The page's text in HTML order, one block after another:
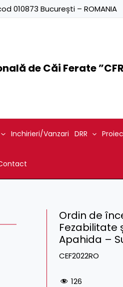
010873 București – ROMANIA
de Căi Ferate
Inchirieri/Vanzari DRR
Ordin de
Fezabilitate
Apahida –
CEF2022RO
126